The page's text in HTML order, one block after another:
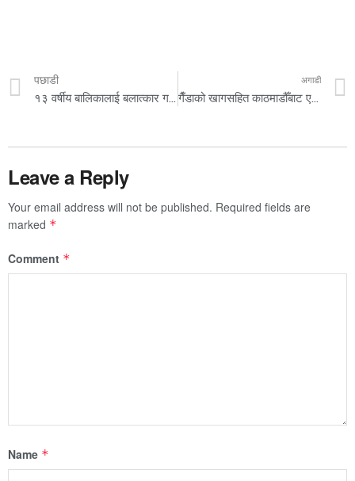
पछाडी अगाडी
गैँडाको खागसहित काठमाडौँबाट एक जना पक्राउ
Leave a Reply
Your email address will not be published. Required fields are
marked *
Comment *
Name *